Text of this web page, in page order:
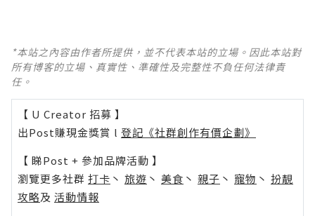
*本站之內容由作者所提供，並不代表本站的立場。因此本站對
所有博客的立場、真實性、準確性及完整性不負任何法律責
任。
【 U Creator 招募 】
出Post賺現金獎賞 l 登記《社群創作有價企劃》
【 睇Post + 參加品牌活動 】
瀏覽更多社群 打卡 丶 旅遊 丶 美食 丶 親子 丶 寵物 丶 扮靚
攻略及 活動情報